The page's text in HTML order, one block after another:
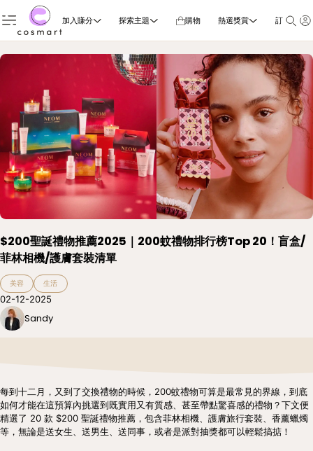
加入賺分 探索主題 購物 熱選獎賞 訂閱雜誌
$200聖誕禮物推薦2025｜200蚊禮物排行榜Top 20！盲盒/
菲林相機/護膚套裝清單
美容 生活
02-12-2025
Sandy
每到十二月，又到了交換禮物的時候，200蚊禮物可算是最常見的界線，到底
如何才能在這預算內挑選到既實用又有質感、甚至帶點驚喜感的禮物？下文便
精選了 20 款 $200 聖誕禮物推薦，包含菲林相機、護膚旅行套裝、香薰蠟燭
等，無論是送女生、送男生、送同事，或者是派對抽獎都可以輕鬆搞掂！